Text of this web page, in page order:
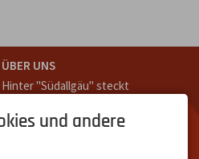
ÜBER UNS
Hinter "Südallgäu" steckt
Oberstdorf.
Unser Ziel ist ein attraktives
und andere